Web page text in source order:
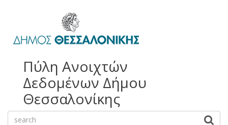
bayan
escort
escort
Πύλη Ανοιχτών
Δεδομένων Δήμου
Θεσσαλονίκης